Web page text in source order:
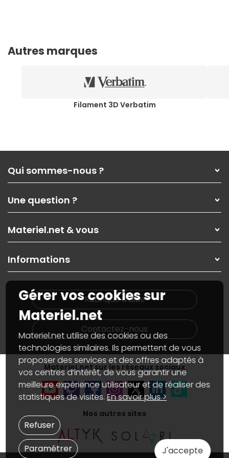
Autres marques
Filament 3D Verbatim
Qui sommes-nous ?
Nos services
Les magasins Materiel.net
Nos solutions pour les pros
Contactez-nous
Une question ?
Paiement, livraison
Garanties,Pack Zen
SAV, demander un retour
Informations
Materiel.net & vous
On rachète votre carte graphique
PC sur mesure : Votre RDV personnalisé
Notre démarche écologique
Materiel.net recrute
Notre programme d'affiliation
Partenariat & Sponsoring
Informations
Plan du site
Nos marques
Conditions générales de vente
Marketplace
Informations légales
Données personnelles etcookies
Gérer vos cookies
Accessibilité : non conforme
Rubrique d'aide
Contactez-nous
Materiel.net sur les réseaux sociaux
Nos autres sites
Gérer vos cookies sur
Materiel.net
Materiel.net utilise des cookies ou des
technologies similaires. Ils permettent de vous
proposer des services et des offres adaptés à
vos centres d’intérêt, de vous garantir une
meilleure expérience utilisateur et de réaliser des
statistiques de visites.En savoir plus >
J'accepte
Paramétrer
Refuser